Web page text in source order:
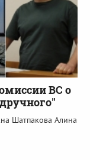
ВС о
Шатпакова Алина